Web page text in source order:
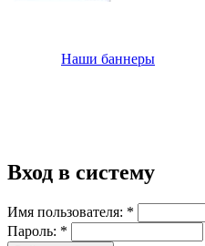
Наши баннеры
Вход в систему
Имя пользователя: *
Пароль: *